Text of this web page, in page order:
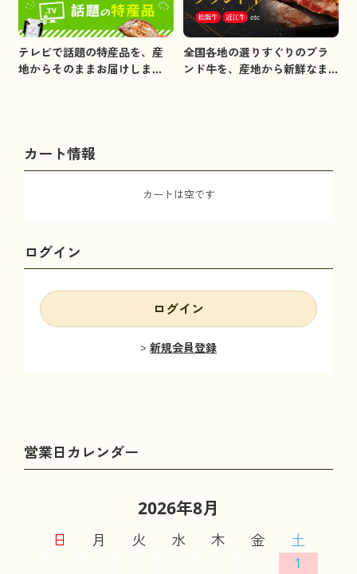
テレビで話題の特産品を、産
地からそのままお届けしま
全国各地の選りすぐりのブラ
ンド牛を、産地から新鮮なま
カート情報
カートは空です
ログイン
ログイン
新規会員登録
2026年8月
日 月 火 水 木 金
土
1